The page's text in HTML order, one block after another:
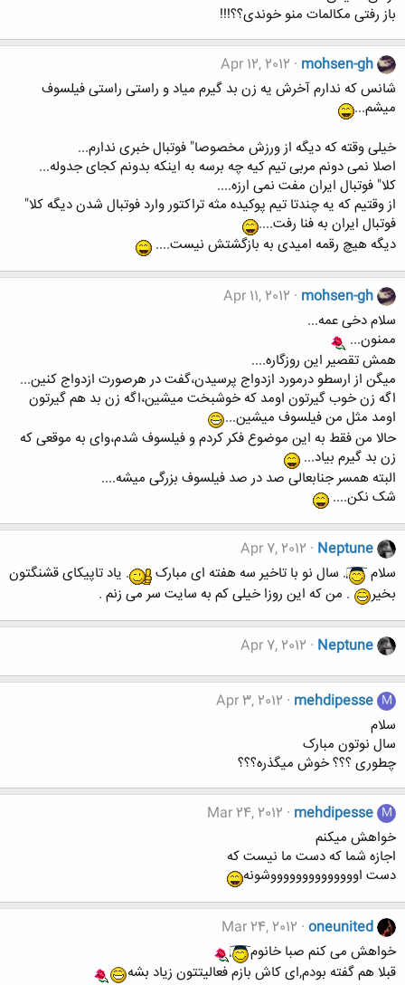
باز رفتی مکالمات منو خوندی؟؟!!!
mohsen-gh
Apr 12, 2012
شانس که ندارم آخرش یه زن بد گیرم میاد و راستی راستی فیلسوف
میشم...
خیلی وقته که دیگه از ورزش مخصوصا" فوتبال خبری ندارم...
اصلا نمی دونم مربی تیم کیه چه برسه به اینکه بدونم کجای جدوله...
کلا" فوتبال ایران مفت نمی ارزه....
از وقتیم که یه چندتا تیم پوکیده مثه تراکتور وارد فوتبال شدن دیگه کلا"
فوتبال ایران به فنا رفت....
دیگه هیچ رقمه امیدی به بازگشتش نیست....
mohsen-gh
Apr 11, 2012
سلام دخی عمه...
ممنون...
همش تقصیر این روزگاره....
میگن از ارسطو درمورد ازدواج پرسیدن،گفت در هرصورت ازدواج کنین...
اگه زن خوب گیرتون اومد که خوشبخت میشین،اگه زن بد هم گیرتون
اومد مثل من فیلسوف میشین...
حالا من فقط به این موضوع فکر کردم و فیلسوف شدم،وای به موقعی که
زن بد گیرم بیاد...
البته همسر جنابعالی صد در صد فیلسوف بزرگی میشه....
شک نکن....
Neptune
Apr 7, 2012
سلام
. سال نو با تاخیر سه هفته ای مبارک
. یاد تاپیکای قشنگتون
بخیر
. من که این روزا خیلی کم به سایت سر می زنم .
Neptune
Apr 7, 2012
M
mehdipesse
Apr 3, 2012
سلام
سال نوتون مبارک
چطوری ؟؟؟ خوش میگذره؟؟؟
M
mehdipesse
Mar 24, 2012
خواهش میکنم
اجازه شما که دست ما نیست که
دست اووووووووووووووشونه
oneunited
Mar 24, 2012
خواهش می کنم صبا خانوم
قبلا هم گفته بودم,ای کاش بازم فعالیتتون زیاد بشه